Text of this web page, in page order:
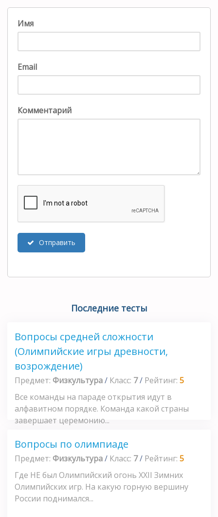
Имя
Email
Комментарий
Отправить
Последние тесты
Вопросы средней сложности
(Олимпийские игры древности,
возрождение)
Предмет: Физкультура/ Класс: 7/ Рейтинг: 5
Все команды на параде открытия идут в
алфавитном порядке. Команда какой страны
завершает церемонию...
Вопросы по олимпиаде
Предмет: Физкультура/ Класс: 7/ Рейтинг: 5
Где НЕ был Олимпийский огонь XXII Зимних
Олимпийских игр. На какую горную вершину
России поднимался...